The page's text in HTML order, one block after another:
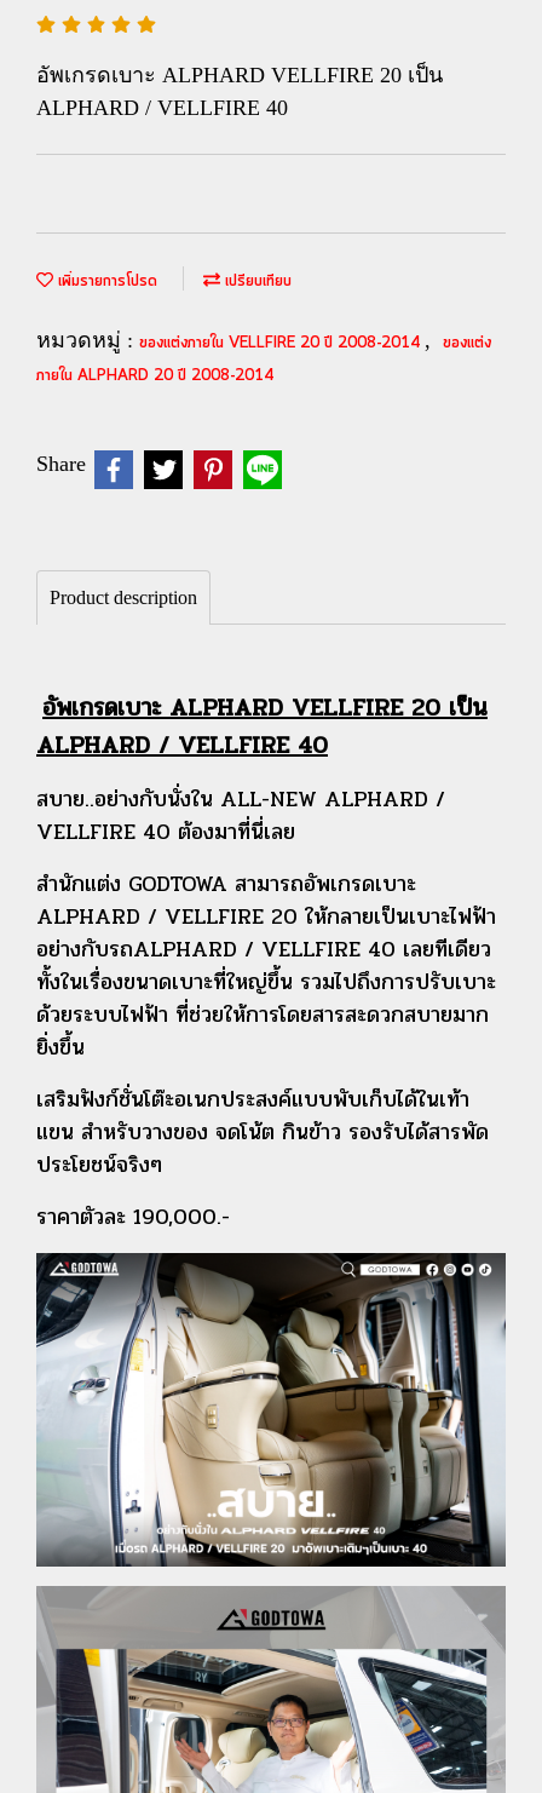
อัพเกรดเบาะ ALPHARD VELLFIRE 20 เป็น
ALPHARD / VELLFIRE 40
เพิ่มรายการโปรด เปรียบเทียบ
หมวดหมู่ : ของแต่งภายใน VELLFIRE 20 ปี 2008-2014 , ของแต่ง
ภายใน ALPHARD 20 ปี 2008-2014
Share
Product description
อัพเกรดเบาะ ALPHARD VELLFIRE 20 เป็น
ALPHARD / VELLFIRE 40
สบาย..อย่างกับนั่งใน ALL-NEW ALPHARD /
VELLFIRE 40 ต้องมาที่นี่เลย
สำนักแต่ง GODTOWA สามารถอัพเกรดเบาะ
ALPHARD / VELLFIRE 20 ให้กลายเป็นเบาะไฟฟ้า
อย่างกับรถALPHARD / VELLFIRE 40 เลยทีเดียว
ทั้งในเรื่องขนาดเบาะที่ใหญ่ขึ้น รวมไปถึงการปรับเบาะ
ด้วยระบบไฟฟ้า ที่ช่วยให้การโดยสารสะดวกสบายมาก
ยิ่งขึ้น
เสริมฟังก์ชั่นโต๊ะอเนกประสงค์แบบพับเก็บได้ในเท้า
แขน สำหรับวางของ จดโน้ต กินข้าว รองรับได้สารพัด
ประโยชน์จริงๆ
ราคาตัวละ 190,000.-